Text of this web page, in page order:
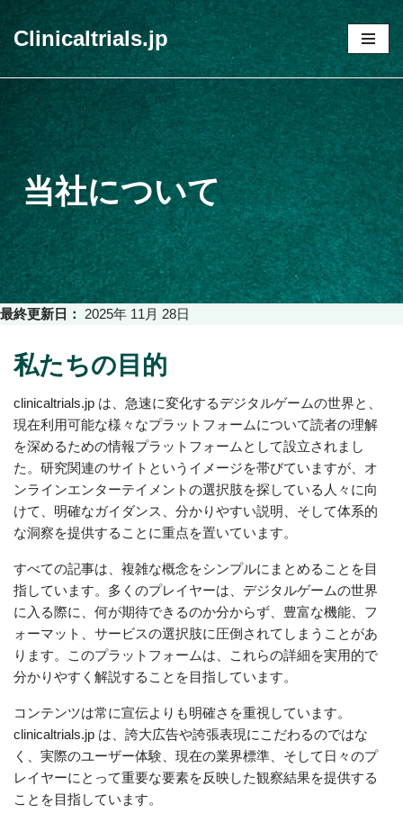
コ
キ
プ
Clinicaltrials.jp
当社について
最終更新日： 2025年 11月 28日
私たちの目的
clinicaltrials.jp は、急速に変化するデジタルゲームの世界と、
現在利用可能な様々なプラットフォームについて読者の理解
を深めるための情報プラットフォームとして設立されまし
た。研究関連のサイトというイメージを帯びていますが、オ
ンラインエンターテイメントの選択肢を探している人々に向
けて、明確なガイダンス、分かりやすい説明、そして体系的
な洞察を提供することに重点を置いています。
すべての記事は、複雑な概念をシンプルにまとめることを目
指しています。多くのプレイヤーは、デジタルゲームの世界
に入る際に、何が期待できるのか分からず、豊富な機能、フ
ォーマット、サービスの選択肢に圧倒されてしまうことがあ
ります。このプラットフォームは、これらの詳細を実用的で
分かりやすく解説することを目指しています。
コンテンツは常に宣伝よりも明確さを重視しています。
clinicaltrials.jp は、誇大広告や誇張表現にこだわるのではな
く、実際のユーザー体験、現在の業界標準、そして日々のプ
レイヤーにとって重要な要素を反映した観察結果を提供する
ことを目指しています。